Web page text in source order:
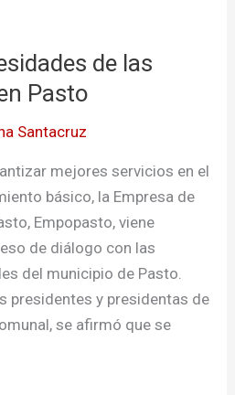
de las
Pasto
Santacruz
mejores servicios en el
básico, la Empresa de
Empopasto, viene
de diálogo con las
del municipio de Pasto.
presidentes y presidentas de
se afirmó que se